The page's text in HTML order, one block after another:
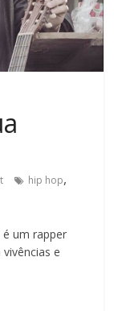
hip hop,
um rapper
e